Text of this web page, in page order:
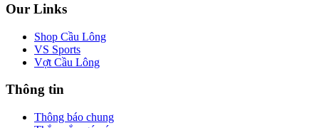
Our Links
Shop Cầu Lông
VS Sports
Vợt Cầu Lông
Thông tin
Thông báo chung